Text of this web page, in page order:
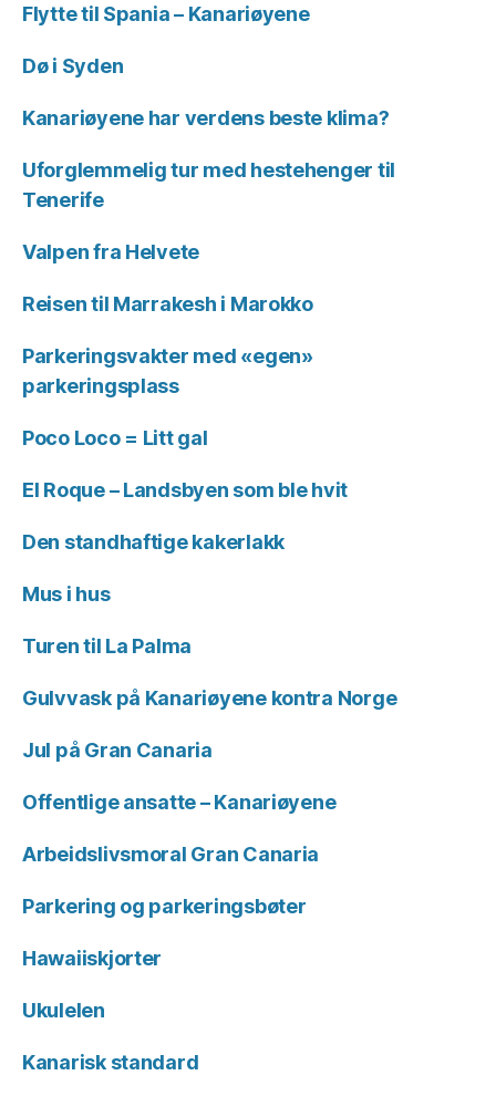
Flytte til Spania – Kanariøyene
Dø i Syden
Kanariøyene har verdens beste klima?
Uforglemmelig tur med hestehenger til
Tenerife
Valpen fra Helvete
Reisen til Marrakesh i Marokko
Parkeringsvakter med «egen»
parkeringsplass
Poco Loco = Litt gal
El Roque – Landsbyen som ble hvit
Den standhaftige kakerlakk
Mus i hus
Turen til La Palma
Gulvvask på Kanariøyene kontra Norge
Jul på Gran Canaria
Offentlige ansatte – Kanariøyene
Arbeidslivsmoral Gran Canaria
Parkering og parkeringsbøter
Hawaiiskjorter
Ukulelen
Kanarisk standard